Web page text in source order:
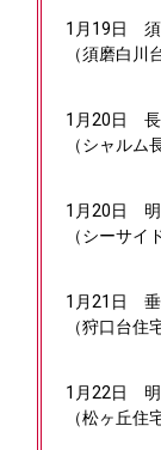
1月19日
（須磨白川
1月20日
（シャルム
1月20日
（シーサイ
1月21日
（狩口台住
1月22日
（松ヶ丘住